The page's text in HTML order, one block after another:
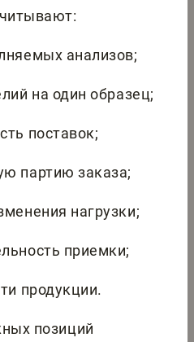
анализов;
на один образец;
поставок;
партию заказа;
нагрузки;
приемки;
продукции.
позиций